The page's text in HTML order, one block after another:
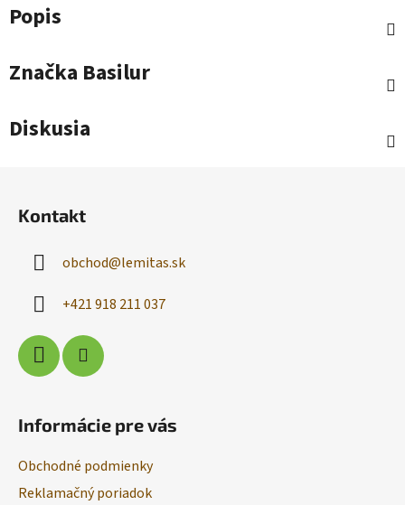
Popis
Značka Basilur
Diskusia
Kontakt
obchod@lemitas.sk
+421 918 211 037
Informácie pre vás
Obchodné podmienky
Reklamačný poriadok